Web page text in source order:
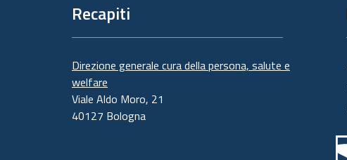
Recapiti
Direzione generale cura della persona, salute e
welfare
Viale Aldo Moro, 21
40127 Bologna